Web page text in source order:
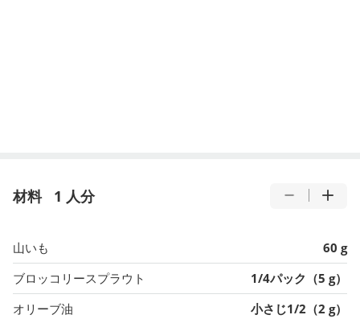
材料 1 人分
山いも
60 g
ブロッコリースプラウト
1/4パック（5 g）
オリーブ油
小さじ1/2（2 g）